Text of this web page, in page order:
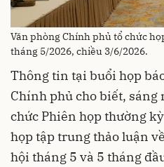
Văn phòng Chính phủ tổ chức
tháng 5/2026, chiều 3/6/2026.
Thông tin tại buổi họp
Chính phủ cho biết,
chức Phiên họp thường
họp tập trung thảo luận
hội tháng 5 và 5 tháng